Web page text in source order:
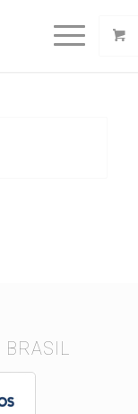
BRASIL